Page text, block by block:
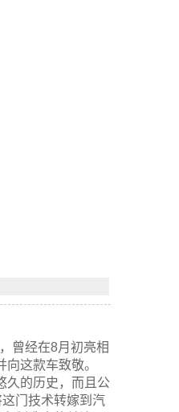
曾经在8月初亮相
这款车致敬。
久的历史，而且公
门技术转嫁到汽